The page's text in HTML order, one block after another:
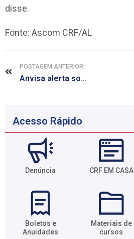
disse.
Fonte: Ascom CRF/AL
POSTAGEM ANTERIOR
Anvisa alerta sobre armazenamento, preparo, dose e administração das vacinas contra Covid
Acesso Rápido
Denúncia CRF EM CASA
Boletos e
Anuidades​
Materiais de
cursos​